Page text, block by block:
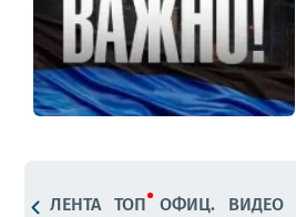
ЛЕНТА ТОП ОФИЦ. ВИДЕО